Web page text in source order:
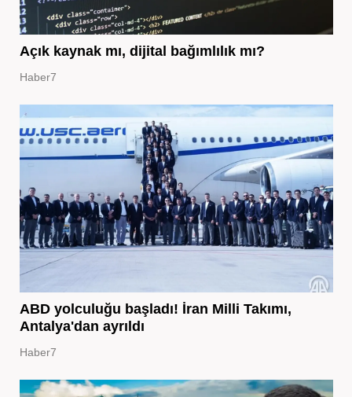
Açık kaynak mı, dijital bağımlılık mı?
Haber7
ABD yolculuğu başladı! İran Milli Takımı,
Antalya'dan ayrıldı
Haber7